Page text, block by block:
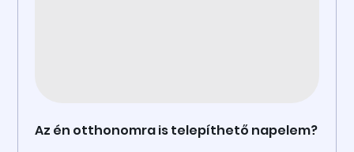
Az én otthonomra is telepíthető napelem?